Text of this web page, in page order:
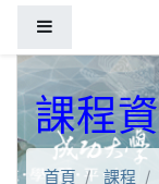
課程
首頁 課程